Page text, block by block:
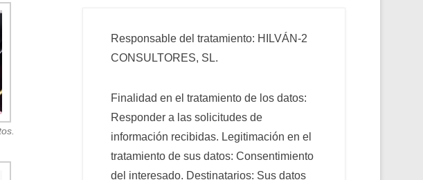
Responsable del tratamiento: HILVÁN-2
CONSULTORES, SL.
Finalidad en el tratamiento de los datos:
Responder a las solicitudes de
información recibidas. Legitimación en el
tratamiento de sus datos: Consentimiento
del interesado. Destinatarios: Sus datos